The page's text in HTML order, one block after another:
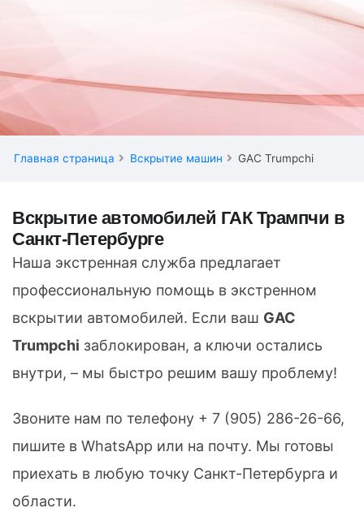
Главная страница Вскрытие машин GAC Trumpchi
Вскрытие автомобилей ГАК Трампчи в
Санкт-Петербурге
Наша экстренная служба предлагает
профессиональную помощь в экстренном
вскрытии автомобилей. Если ваш GAC
Trumpchi заблокирован, а ключи остались
внутри, – мы быстро решим вашу проблему!
Звоните нам по телефону + 7 (905) 286-26-66,
пишите в WhatsApp или на почту. Мы готовы
приехать в любую точку Санкт-Петербурга и
области.